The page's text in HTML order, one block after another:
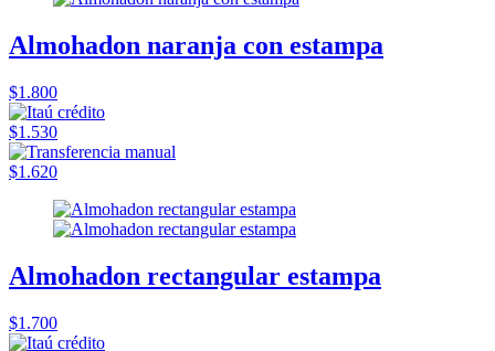
Almohadon naranja con estampa
$1.800
$1.530
$1.620
Almohadon rectangular estampa
$1.700